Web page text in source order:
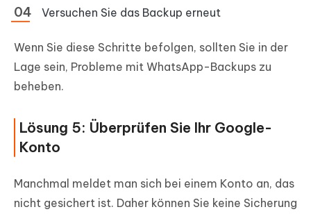
Versuchen Sie das Backup erneut
Wenn Sie diese Schritte befolgen, sollten Sie in der
Lage sein, Probleme mit WhatsApp-Backups zu
beheben.
Lösung 5: Überprüfen Sie Ihr Google-
Konto
Manchmal meldet man sich bei einem Konto an, das
nicht gesichert ist. Daher können Sie keine Sicherung